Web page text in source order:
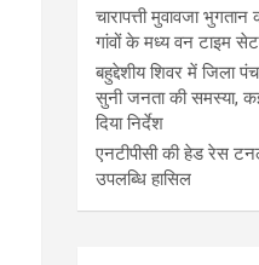
चारापत्ती मुवावजा
गांवों के मध्य वन टाइम
बहुद्देशीय शिवर में जिला
सुनी जनता की समस्या, कई
दिया निर्देश
एनटीपीसी की हेड रेस
उपलब्धि हासिल